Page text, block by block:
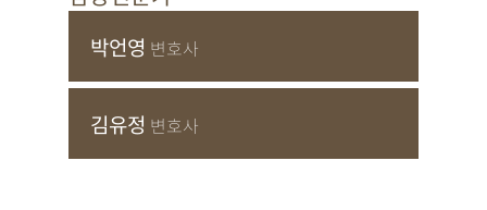
박언영 변호사
김유정 변호사